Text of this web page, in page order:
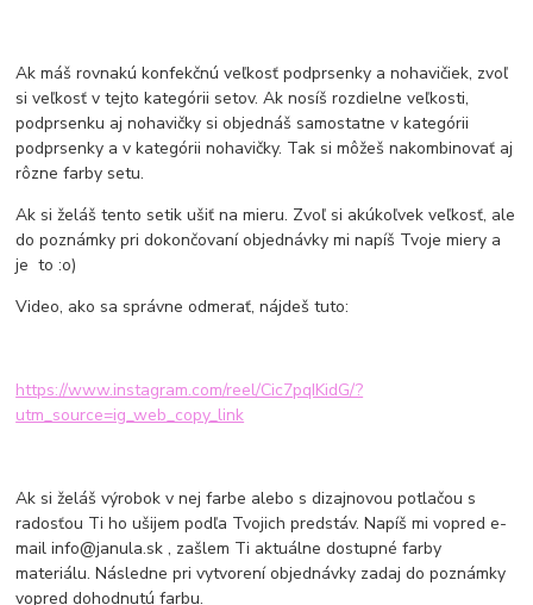
Ak máš rovnakú konfekčnú veľkosť podprsenky a nohavičiek, zvoľ
si veľkosť v tejto kategórii setov. Ak nosíš rozdielne veľkosti,
podprsenku aj nohavičky si objednáš samostatne v kategórii
podprsenky a v kategórii nohavičky. Tak si môžeš nakombinovať aj
rôzne farby setu.
Ak si želáš tento setik ušiť na mieru. Zvoľ si akúkoľvek veľkosť, ale
do poznámky pri dokončovaní objednávky mi napíš Tvoje miery a
je to :o)
Video, ako sa správne odmerať, nájdeš tuto:
https://www.instagram.com/reel/Cic7pqIKidG/?
utm_source=ig_web_copy_link
Ak si želáš výrobok v nej farbe alebo s dizajnovou potlačou s
radosťou Ti ho ušijem podľa Tvojich predstáv. Napíš mi vopred e-
mail info@janula.sk , zašlem Ti aktuálne dostupné farby
materiálu. Následne pri vytvorení objednávky zadaj do poznámky
vopred dohodnutú farbu.